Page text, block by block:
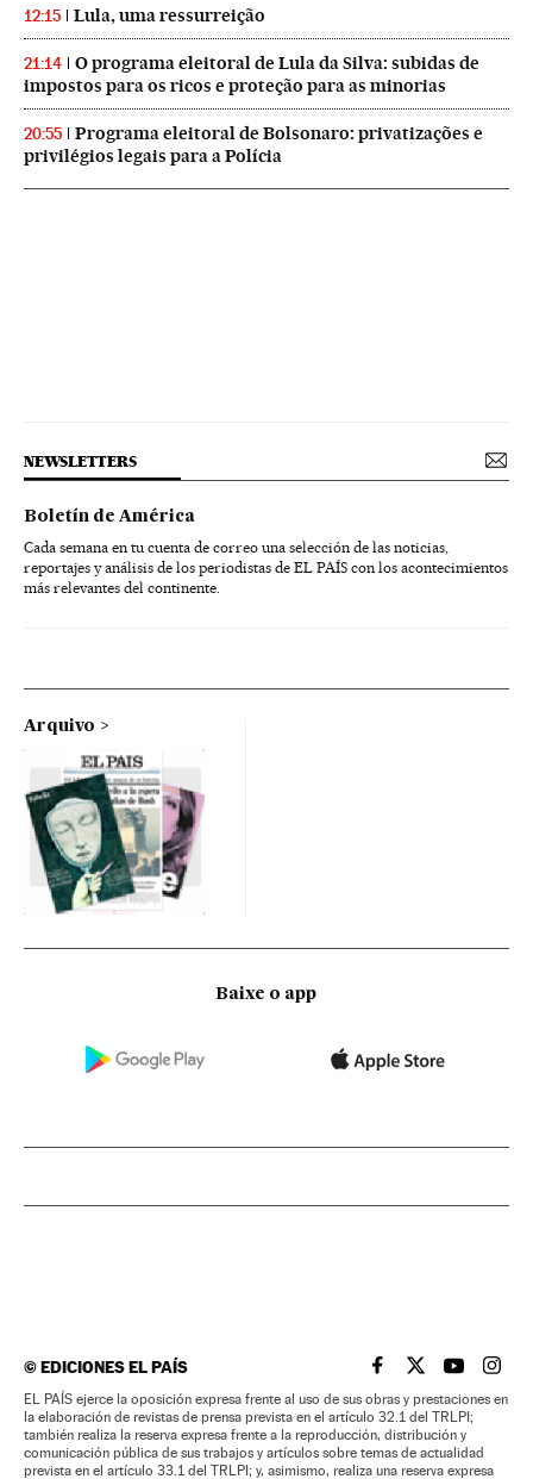
12:15 Lula, uma ressurreição
21:14
O programa eleitoral de Lula da Silva: subidas de
impostos para os ricos e proteção para as minorias
20:55
Programa eleitoral de Bolsonaro: privatizações e
privilégios legais para a Polícia
NEWSLETTERS
Boletín de América
Cada semana en tu cuenta de correo una selección de las noticias,
reportajes y análisis de los periodistas de EL PAÍS con los acontecimientos
más relevantes del continente.
Arquivo
Baixe o app
©EDICIONES EL PAÍS EL PAÍS BRASIL EN
EL PAÍSEL PAÍS
EL
EL PAÍS ejerce la oposición expresa frente al uso de sus obras y prestaciones en
la elaboración de revistas de prensa prevista en el artículo 32.1 del TRLPI;
también realiza la reserva expresa frente a la reproducción, distribución y
comunicación pública de sus trabajos y artículos sobre temas de actualidad
prevista en el artículo 33.1 del TRLPI; y, asimismo, realiza una reserva expresa